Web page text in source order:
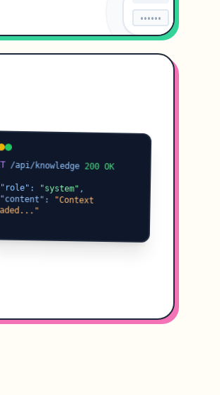
••••••
/api/knowledge 200 OK
"role" : "system" ,
"content" : "Context